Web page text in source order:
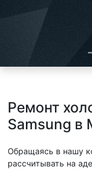
Ремонт
Samsung в
Обращаясь в нашу
рассчитывать на